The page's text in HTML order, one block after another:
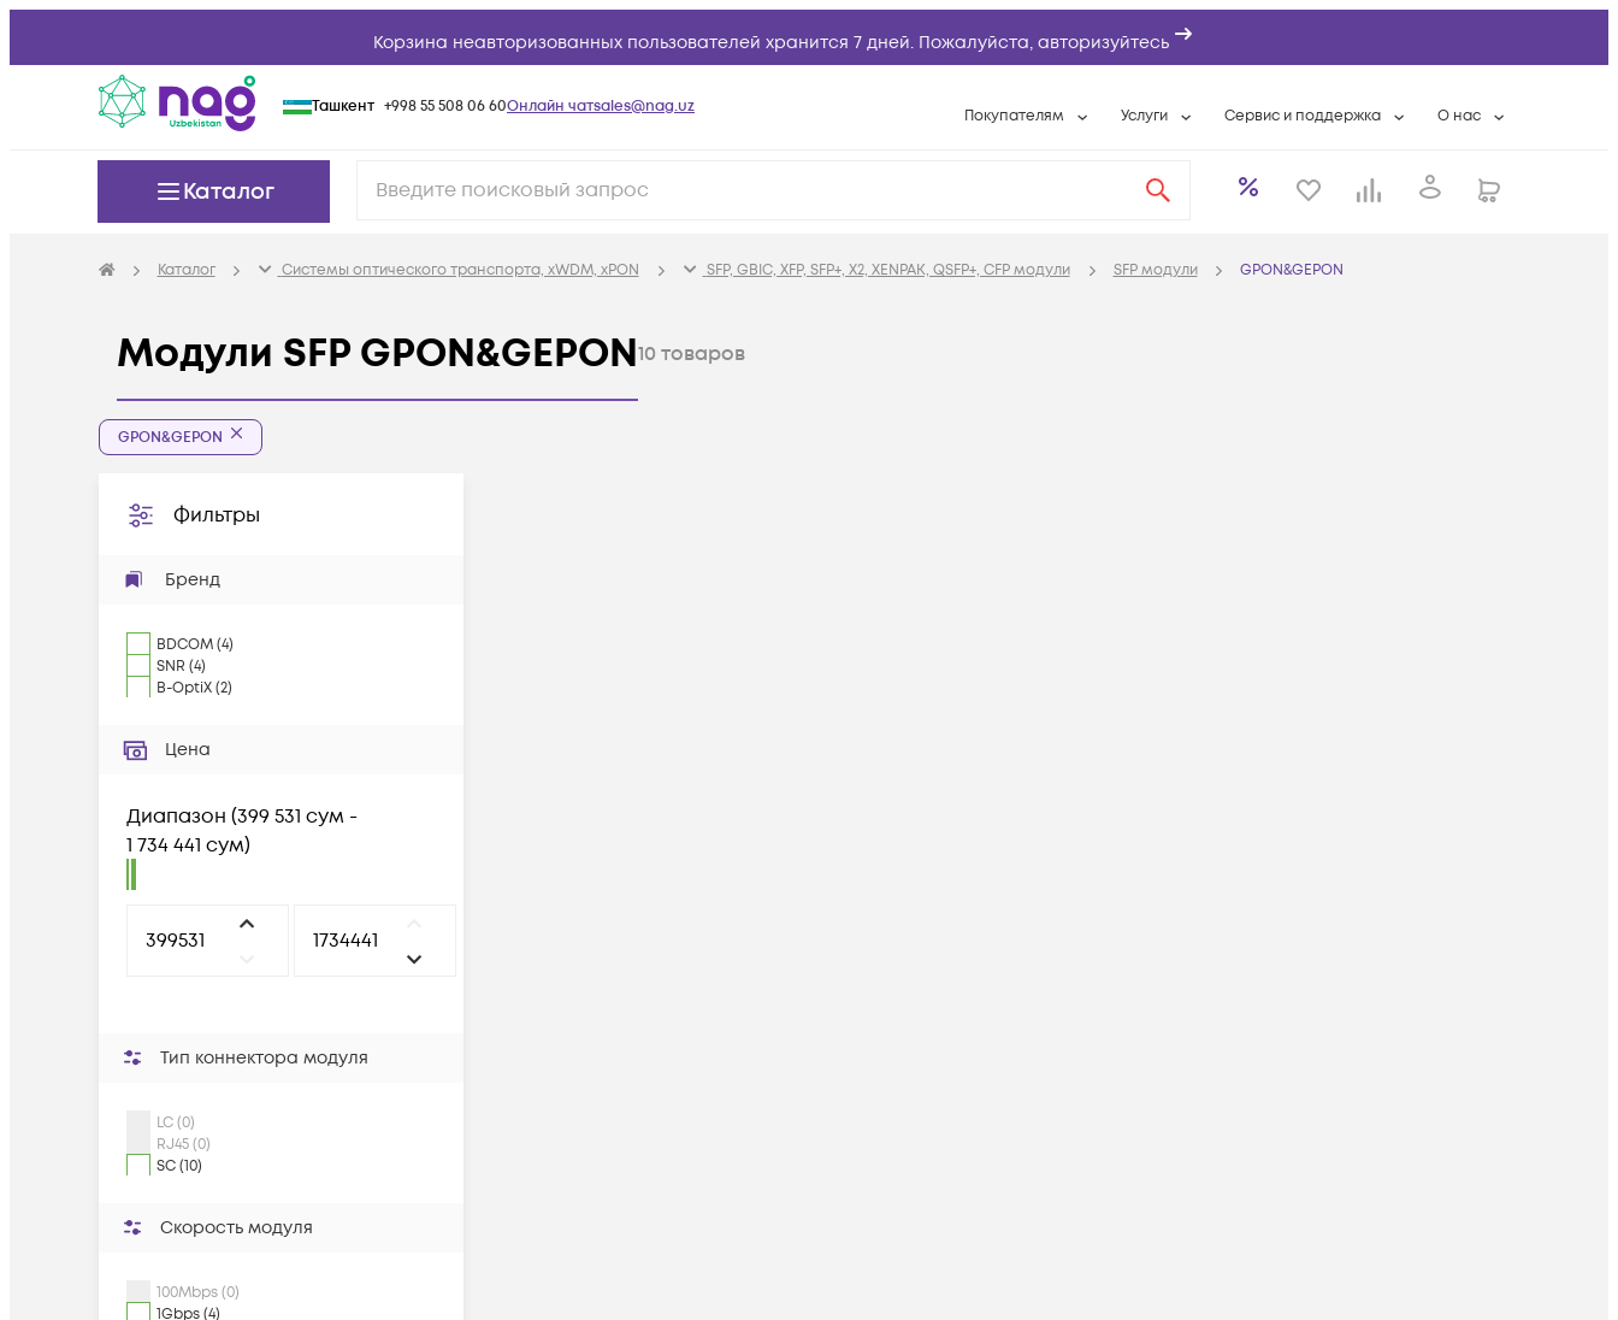
Корзина неавторизованных пользователей хранится 7 дней. Пожалуйста, авторизуйтесь
Ташкент +998 55 508 06 60Онлайн чатsales@nag.uz Покупателям
Вопросы и ответы
Услуги
Расширенная гарантия
Сервис и поддержка
Разовые выездные работы
О нас
Контактная
Каталог
Каталог Системы оптического транспорта, xWDM, xPON SFP, GBIC, XFP, SFP+, X2, XENPAK, QSFP+, CFP модули SFP модули GPON&GEPON
Модули SFP GPON&GEPON10 товаров
Фильтры
Бренд
BDCOM(4)
SNR (4)
B-OptiX(2)
Цена
Диапазон (399 531 сум -
1 734 441 сум)
Тип коннектора модуля
LC (0)
RJ45 (0)
SC (10)
Скорость модуля
100Mbps (0)
1Gbps (4)
GPON&GEPON